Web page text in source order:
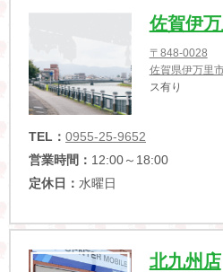
佐賀伊
〒848-0028
佐賀県伊万里
ス有り
TEL： 0955-25-9652
営業時間： 12:00～18:00
定休日： 水曜日
北九州店